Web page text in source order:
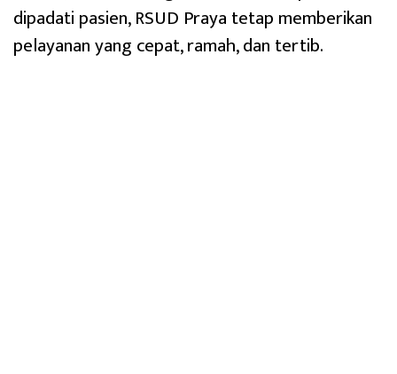
dipadati pasien, RSUD Praya tetap memberikan
pelayanan yang cepat, ramah, dan tertib.